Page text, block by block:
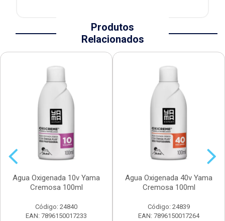
Produtos
Relacionados
Agua Oxigenada 10v Yama
Cremosa 100ml
Código: 24840
EAN: 7896150017233
Agua Oxigenada 40v Yama
Cremosa 100ml
Código: 24839
EAN: 7896150017264